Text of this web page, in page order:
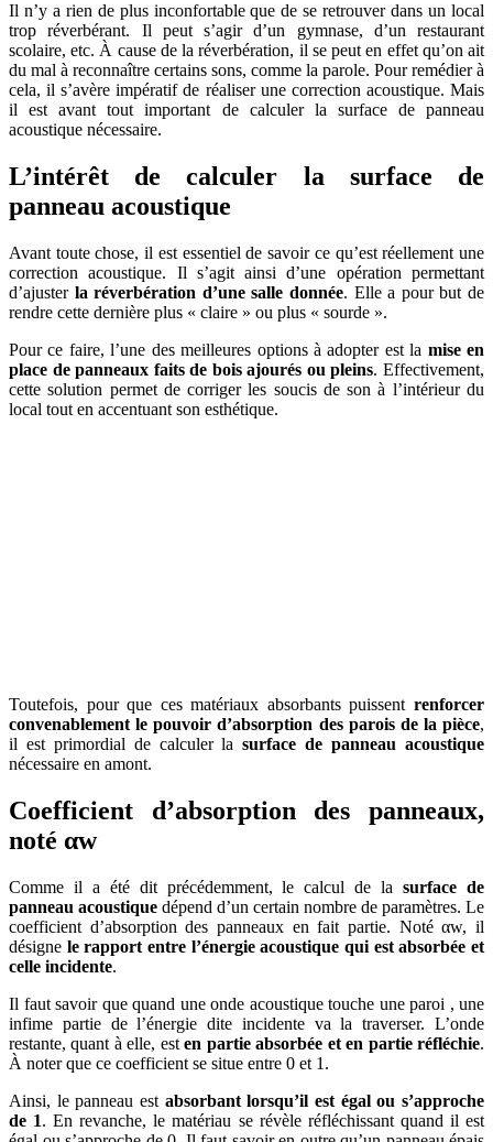
Il n’y a rien de plus inconfortable que de se retrouver dans un local
trop réverbérant. Il peut s’agir d’un gymnase, d’un restaurant
scolaire, etc. À cause de la réverbération, il se peut en effet qu’on ait
du mal à reconnaître certains sons, comme la parole. Pour remédier à
cela, il s’avère impératif de réaliser une correction acoustique. Mais
il est avant tout important de calculer la surface de panneau
acoustique nécessaire.
L’intérêt de calculer la surface de
panneau acoustique
Avant toute chose, il est essentiel de savoir ce qu’est réellement une
correction acoustique. Il s’agit ainsi d’une opération permettant
d’ajusterla réverbération d’une salle donnée. Elle a pour but de
rendre cette dernière plus « claire » ou plus « sourde ».
Pour ce faire, l’une des meilleures options à adopter est la mise en
place de panneaux faits de bois ajourés ou pleins. Effectivement,
cette solution permet de corriger les soucis de son à l’intérieur du
local tout en accentuant son esthétique.
Toutefois, pour que ces matériaux absorbants puissent renforcer
convenablement le pouvoir d’absorption des parois de la pièce,
il est primordial de calculer lasurface de panneau acoustique
nécessaire en amont.
Coefficient d’absorption des panneaux,
noté αw
Comme il a été dit précédemment, le calcul de lasurface de
panneau acoustique dépend d’un certain nombre de paramètres. Le
coefficient d’absorption des panneaux en fait partie. Noté αw, il
désigne le rapport entre l’énergie acoustique qui est absorbée et
celle incidente.
Il faut savoir que quand une onde acoustique touche une paroi , une
infime partie de l’énergie dite incidente va la traverser. L’onde
restante, quant à elle, esten partie absorbée et en partie réfléchie.
À noter que ce coefficient se situe entre 0 et 1.
Ainsi, le panneau est absorbant lorsqu’il est égal ou s’approche
de 1. En revanche, le matériau se révèle réfléchissant quand il est